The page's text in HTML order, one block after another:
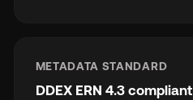
METADATA STANDARD
DDEX ERN 4.3 compliant